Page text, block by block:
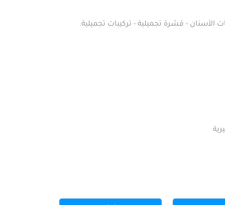
الأسنان - قشرة تجميلية - تركيبات تجميلية.